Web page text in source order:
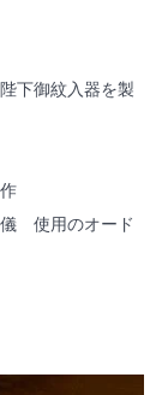
下御紋入器を製
使用のオード